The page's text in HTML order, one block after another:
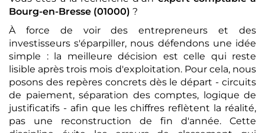
Bourg-en-Bresse (01000) ?
À force de voir des entrepreneurs et des
investisseurs s'éparpiller, nous défendons une idée
simple : la meilleure décision est celle qui reste
lisible après trois mois d'exploitation. Pour cela, nous
posons des repères concrets dès le départ - circuits
de paiement, séparation des comptes, logique de
justificatifs - afin que les chiffres reflètent la réalité,
pas une reconstruction de fin d'année. Cette